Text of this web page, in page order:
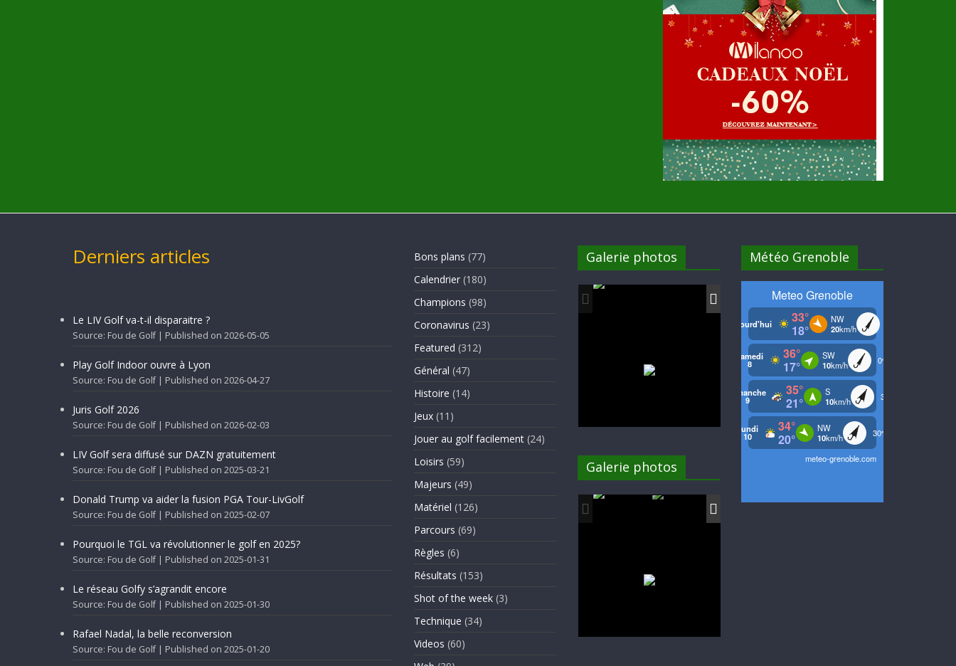
Derniers articles
Le LIV Golf va-t-il disparaitre ?
Source: Fou de Golf Published on 2026-05-05
Play Golf Indoor ouvre à Lyon
Source: Fou de Golf Published on 2026-04-27
Juris Golf 2026
Source: Fou de Golf Published on 2026-02-03
LIV Golf sera diffusé sur DAZN gratuitement
Source: Fou de Golf Published on 2025-03-21
Donald Trump va aider la fusion PGA Tour-LivGolf
Source: Fou de Golf Published on 2025-02-07
Pourquoi le TGL va révolutionner le golf en 2025?
Source: Fou de Golf Published on 2025-01-31
Le réseau Golfy s’agrandit encore
Source: Fou de Golf Published on 2025-01-30
Rafael Nadal, la belle reconversion
Source: Fou de Golf Published on 2025-01-20
Bons plans (77)
Calendrier (180)
Champions (98)
Coronavirus (23)
Featured (312)
Général (47)
Histoire (14)
Jeux (11)
Jouer au golf facilement (24)
Loisirs (59)
Majeurs (49)
Matériel (126)
Parcours (69)
Règles (6)
Résultats (153)
Shot of the week (3)
Technique (34)
Videos (60)
Galerie photos
Galerie photos
Météo Grenoble